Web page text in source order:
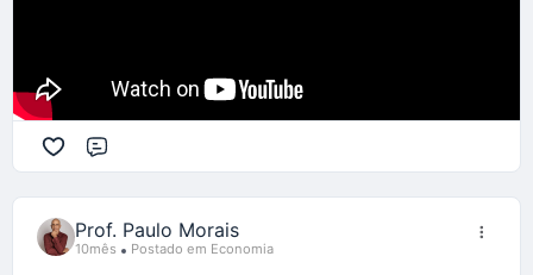
Fake news impactam na adesão da população às
campanhas de imunização
“Temos um ambiente digital ainda pouco regulado,
Prof. Paulo Morais
10mês Postado em Economia